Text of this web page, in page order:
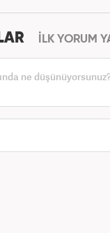
İLK YORUM